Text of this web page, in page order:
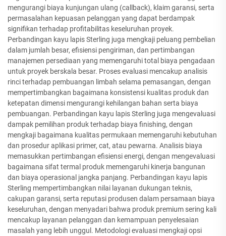
mengurangi biaya kunjungan ulang (callback), klaim garansi, serta
permasalahan kepuasan pelanggan yang dapat berdampak
signifikan terhadap profitabilitas keseluruhan proyek.
Perbandingan kayu lapis Sterling juga mengkaji peluang pembelian
dalam jumlah besar, efisiensi pengiriman, dan pertimbangan
manajemen persediaan yang memengaruhi total biaya pengadaan
untuk proyek berskala besar. Proses evaluasi mencakup analisis
rinci terhadap pembuangan limbah selama pemasangan, dengan
mempertimbangkan bagaimana konsistensi kualitas produk dan
ketepatan dimensi mengurangi kehilangan bahan serta biaya
pembuangan. Perbandingan kayu lapis Sterling juga mengevaluasi
dampak pemilihan produk terhadap biaya finishing, dengan
mengkaji bagaimana kualitas permukaan memengaruhi kebutuhan
dan prosedur aplikasi primer, cat, atau pewarna. Analisis biaya
memasukkan pertimbangan efisiensi energi, dengan mengevaluasi
bagaimana sifat termal produk memengaruhi kinerja bangunan
dan biaya operasional jangka panjang. Perbandingan kayu lapis
Sterling mempertimbangkan nilai layanan dukungan teknis,
cakupan garansi, serta reputasi produsen dalam persamaan biaya
keseluruhan, dengan menyadari bahwa produk premium sering kali
mencakup layanan pelanggan dan kemampuan penyelesaian
masalah yang lebih unggul. Metodologi evaluasi mengkaji opsi